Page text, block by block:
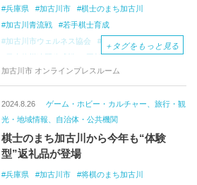
兵庫県 加古川市
棋士のまち加古川
加古川青流戦
若手棋士育成
加古川市ウェルネス協会
日本将棋連盟
日本将棋連盟公式戦
岡部怜央四段
上野裕寿四段
＋ タグをもっと見る
加古川市 オンラインプレスルーム
2024.8.26
ゲーム・ホビー・カルチャー、旅行・観
光・地域情報、自治体・公共機関
棋士のまち加古川から今年も“体験
型”返礼品が登場
兵庫県 加古川市
将棋のまち加古川